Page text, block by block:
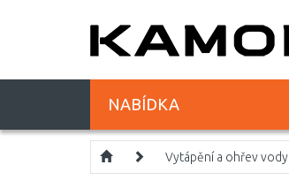
NABÍDKA
Vytápění a ohřev vody